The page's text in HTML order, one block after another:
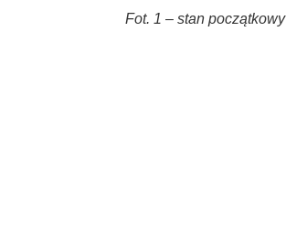
Fot. 1 – stan początkowy